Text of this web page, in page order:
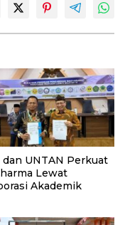
dan UNTAN Perkuat
Lewat
Akademik